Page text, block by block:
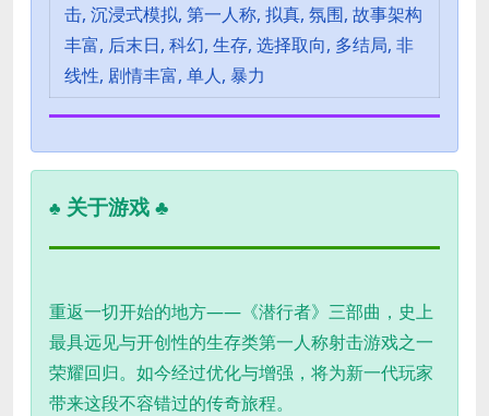
击, 沉浸式模拟, 第一人称, 拟真, 氛围, 故事架构
丰富, 后末日, 科幻, 生存, 选择取向, 多结局, 非
线性, 剧情丰富, 单人, 暴力
♣ 关于游戏 ♣
重返一切开始的地方——《潜行者》三部曲，史上
最具远见与开创性的生存类第一人称射击游戏之一
荣耀回归。如今经过优化与增强，将为新一代玩家
带来这段不容错过的传奇旅程。